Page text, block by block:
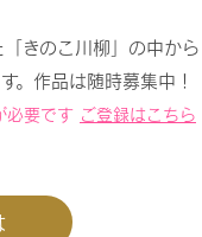
きのこ川柳」の中から
。作品は随時募集中！
必要です ご登録はこちら